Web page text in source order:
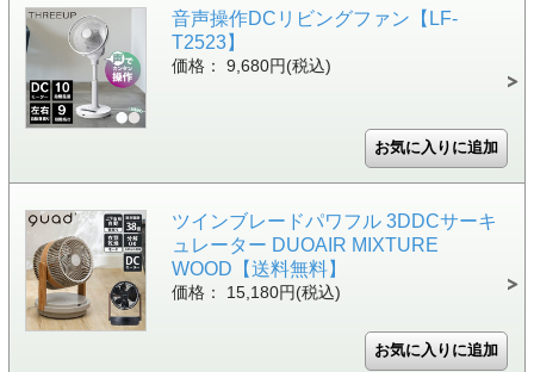
音声操作DCリビングファン【LF-
T2523】
価格： 9,680円(税込)
ツインブレードパワフル 3DDCサーキ
ュレーター DUOAIR MIXTURE
WOOD【送料無料】
価格： 15,180円(税込)